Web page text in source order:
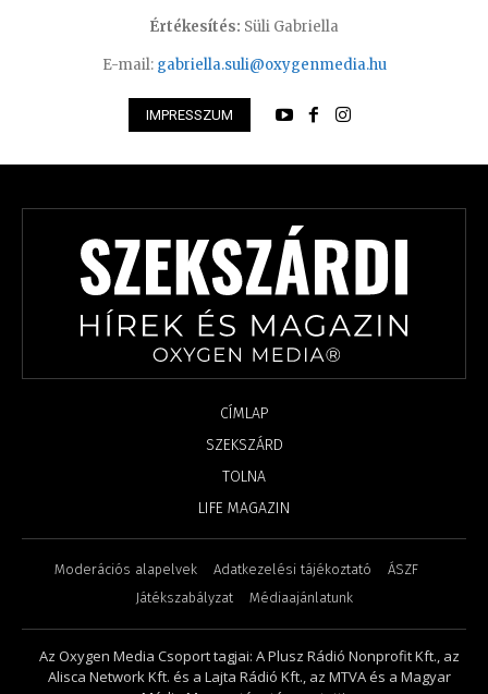
Értékesítés: Süli Gabriella
E-mail: gabriella.suli@oxygenmedia.hu
IMPRESSZUM
CÍMLAP
SZEKSZÁRD
TOLNA
LIFE MAGAZIN
Moderációs alapelvek Adatkezelési tájékoztató
ÁSZF
Játékszabályzat
Médiaajánlatunk
Az Oxygen Media Csoport tagjai: A Plusz Rádió Nonprofit Kft., az
Alisca Network Kft. és a Lajta Rádió Kft., az MTVA és a Magyar